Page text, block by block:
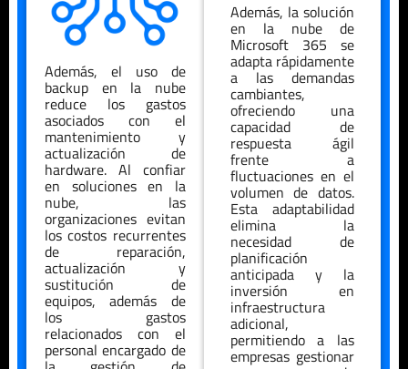
Además, el uso de
backup en la nube
reduce los gastos
asociados con el
mantenimiento y
actualización de
hardware. Al confiar
en soluciones en la
nube, las
organizaciones evitan
los costos recurrentes
de reparación,
actualización y
sustitución de
equipos, además de
los gastos
relacionados con el
personal encargado de
Además, la solución
en la nube de
Microsoft 365 se
adapta rápidamente
a las demandas
cambiantes,
ofreciendo una
capacidad de
respuesta ágil
frente a
fluctuaciones en el
volumen de datos.
Esta adaptabilidad
elimina la
necesidad de
planificación
anticipada y la
inversión en
infraestructura
adicional,
permitiendo a las
empresas gestionar